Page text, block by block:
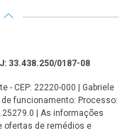
33.438.250/0187-08
- CEP: 22220-000 | Gabriele
funcionamento: Processo:
| As informações
ofertas de remédios e